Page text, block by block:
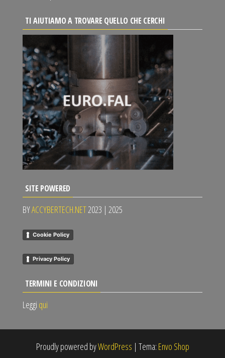
TI AIUTIAMO A TROVARE QUELLO CHE CERCHI
SITE POWERED
BYACCYBERTECH.NET2023 | 2025
Cookie Policy
Privacy Policy
TERMINI E CONDIZIONI
Leggi qui
Proudly powered byWordPress | Tema: Envo Shop